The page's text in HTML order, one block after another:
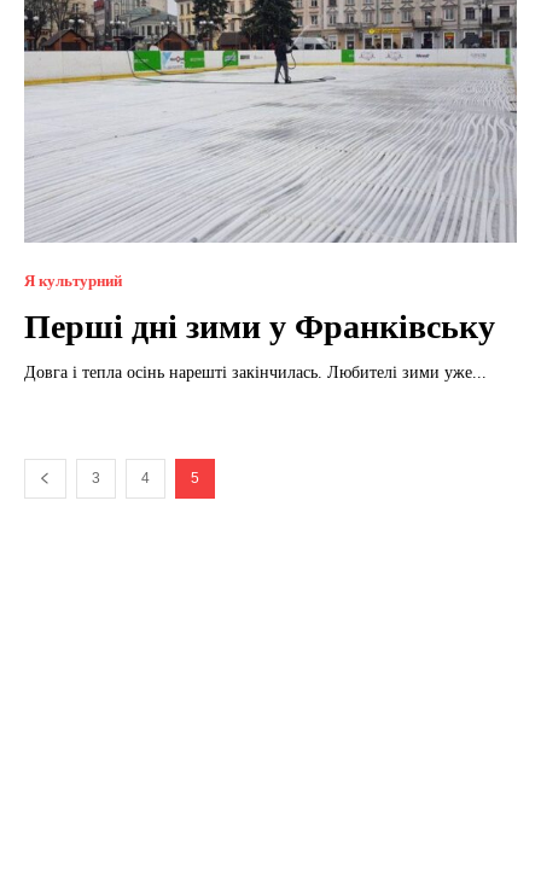
Я культурний
Перші дні зими у Франківську
Довга і тепла осінь нарешті закінчилась. Любителі зими уже...
3 4 5